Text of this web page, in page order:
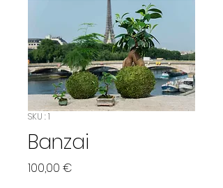
SKU : 1
Banzai
100,00 €